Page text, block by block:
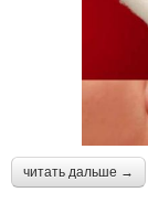
читать дальше →